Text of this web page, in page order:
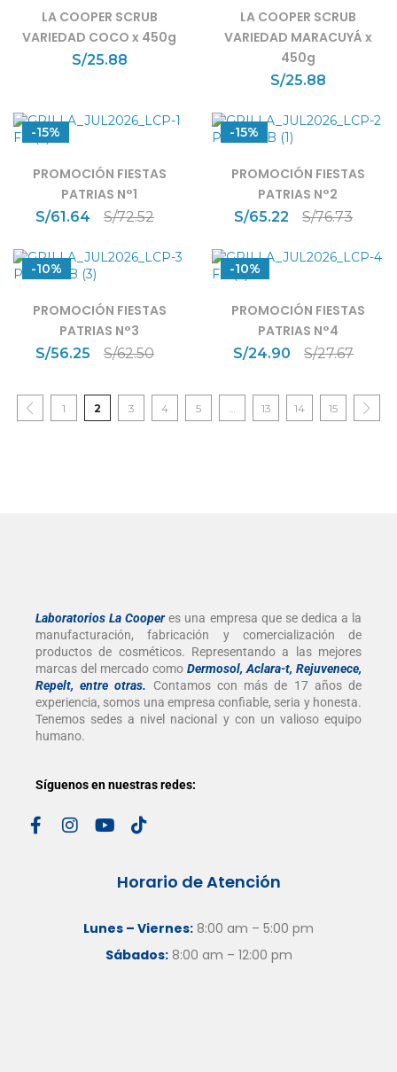
LA COOPER SCRUB
VARIEDAD COCO x 450g
S/25.88
LA COOPER SCRUB
VARIEDAD MARACUYÁ x
450g
S/25.88
-15%
PROMOCIÓN FIESTAS
PATRIAS N°1
S/72.52
S/61.64
-15%
PROMOCIÓN FIESTAS
PATRIAS N°2
S/76.73
S/65.22
-10%
PROMOCIÓN FIESTAS
PATRIAS N°3
S/62.50
S/56.25
-10%
PROMOCIÓN FIESTAS
PATRIAS N°4
S/27.67
S/24.90
1 2 3 4 5 13 14 15
Laboratorios La Cooperes una empresa que se dedica a la
manufacturación, fabricación y comercialización de
productos de cosméticos. Representando a las mejores
marcas del mercado como Dermosol, Aclara-t, Rejuvenece,
Repelt, entre otras. Contamos con más de 17 años de
experiencia, somos una empresa confiable, seria y honesta.
Tenemos sedes a nivel nacional y con un valioso equipo
humano.
Síguenos en nuestras redes:
Horario de Atención
Lunes – Viernes: 8:00 am – 5:00 pm
Sábados:8:00 am – 12:00 pm